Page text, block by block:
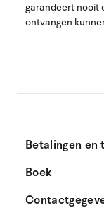
Betalingen en
Boek
garandeert nooit
ontvangen